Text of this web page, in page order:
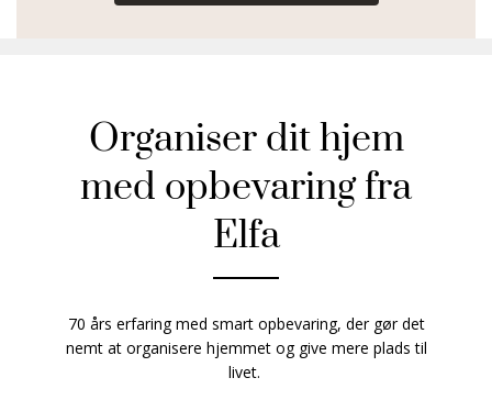
Organiser dit hjem
med opbevaring fra
Elfa
70 års erfaring med smart opbevaring, der gør det
nemt at organisere hjemmet og give mere plads til
livet.